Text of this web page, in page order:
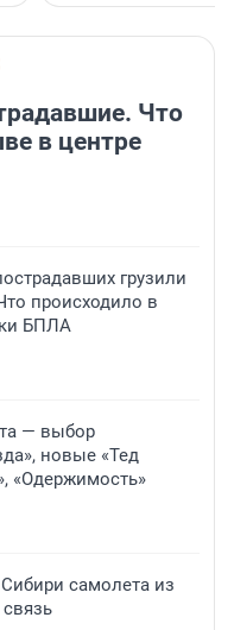
Что
в центре
грузили
происходило в
БПЛА
— выбор
новые «Тед
«Одержимость»
самолета из